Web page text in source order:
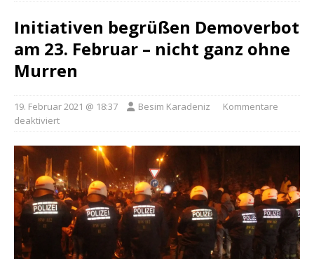
Initiativen begrüßen Demoverbot
am 23. Februar – nicht ganz ohne
Murren
19. Februar 2021 @ 18:37 Besim Karadeniz
Kommentare
deaktiviert